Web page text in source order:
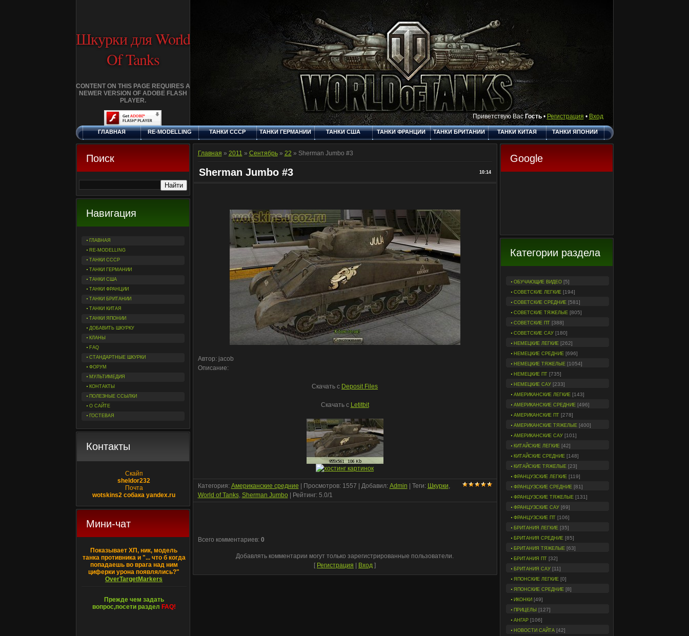
Шкурки для World
Of Tanks
CONTENT ON THIS PAGE REQUIRES A
NEWER VERSION OF ADOBE FLASH
PLAYER.
СУББОТА, 8.8.2026
Приветствую Вас Гость•Регистрация • Вход
ГЛАВНАЯ RE-MODELLING ТАНКИ СССР ТАНКИ ГЕРМАНИИ ТАНКИ США ТАНКИ ФРАНЦИИ ТАНКИ БРИТАНИИ ТАНКИ КИТАЯ ТАНКИ ЯПОНИИ
ДОБАВИТЬ
КЛАНЫ FAQ
СТАНДАРТНЫЕ
ШКУРКИ
ФОРУМ МУЛЬТИМЕДИЯ КОНТАКТЫ
ПОЛЕЗНЫЕ
О САЙТЕ
Поиск
Навигация
ГЛАВНАЯ
RE-MODELLING
ТАНКИ СССР
ТАНКИ ГЕРМАНИИ
ТАНКИ США
ТАНКИ ФРАНЦИИ
ТАНКИ БРИТАНИИ
ТАНКИ КИТАЯ
ТАНКИ ЯПОНИИ
ДОБАВИТЬ ШКУРКУ
КЛАНЫ
FAQ
СТАНДАРТНЫЕ ШКУРКИ
ФОРУМ
МУЛЬТИМЕДИЯ
КОНТАКТЫ
ПОЛЕЗНЫЕ ССЫЛКИ
О САЙТЕ
ГОСТЕВАЯ
Контакты
Скайп
sheldor232
Почта
wotskins2 собака yandex.ru
Мини-чат
Показывает ХП, ник, модель
танка противника и "... что б когда
попадаешь во врага над ним
циферки урона появлялись?"
OverTargetMarkers
Прежде чем задать
вопрос,посети раздел FAQ!
Google
Категории раздела
ОБУЧАЮЩИЕ ВИДЕО [5]
СОВЕТСКИЕ ЛЕГКИЕ [194]
СОВЕТСКИЕ СРЕДНИЕ [581]
СОВЕТСКИЕ ТЯЖЕЛЫЕ [805]
СОВЕТСКИЕ ПТ [388]
СОВЕТСКИЕ САУ [180]
НЕМЕЦКИЕ ЛЕГКИЕ [262]
НЕМЕЦКИЕ СРЕДНИЕ [696]
НЕМЕЦКИЕ ТЯЖЕЛЫЕ [1054]
НЕМЕЦКИЕ ПТ [735]
НЕМЕЦКИЕ САУ [233]
АМЕРИКАНСКИЕ ЛЕГКИЕ [143]
АМЕРИКАНСКИЕ СРЕДНИЕ [496]
АМЕРИКАНСКИЕ ПТ [278]
АМЕРИКАНСКИЕ ТЯЖЕЛЫЕ [400]
АМЕРИКАНСКИЕ САУ [101]
КИТАЙСКИЕ ЛЕГКИЕ [42]
КИТАЙСКИЕ СРЕДНИЕ [148]
КИТАЙСКИЕ ТЯЖЕЛЫЕ [23]
ФРАНЦУЗСКИЕ ЛЕГКИЕ [119]
ФРАНЦУЗСКИЕ СРЕДНИЕ [81]
ФРАНЦУЗСКИЕ ТЯЖЕЛЫЕ [131]
ФРАНЦУЗСКИЕ САУ [69]
ФРАНЦУЗСКИЕ ПТ [106]
БРИТАНИЯ ЛЕГКИЕ [35]
БРИТАНИЯ СРЕДНИЕ [85]
БРИТАНИЯ ТЯЖЕЛЫЕ [63]
БРИТАНИЯ ПТ [32]
БРИТАНИЯ САУ [11]
ЯПОНСКИЕ ЛЕГКИЕ [0]
ЯПОНСКИЕ СРЕДНИЕ [8]
ИКОНКИ [49]
ПРИЦЕЛЫ [127]
АНГАР [106]
НОВОСТИ САЙТА [42]
Главная » 2011 » Сентябрь » 22 » Sherman Jumbo #3
10:14
Sherman Jumbo #3
Автор: jacob
Описание:
Скачать c Deposit Files
Скачать с Letitbit
Категория: Американские средние Просмотров: 1557 | Добавил: Admin Теги: Шкурки,
World of Tanks, Sherman Jumbo Рейтинг: 5.0/1
Всего комментариев: 0
Добавлять комментарии могут только зарегистрированные пользователи.
[ Регистрация Вход ]